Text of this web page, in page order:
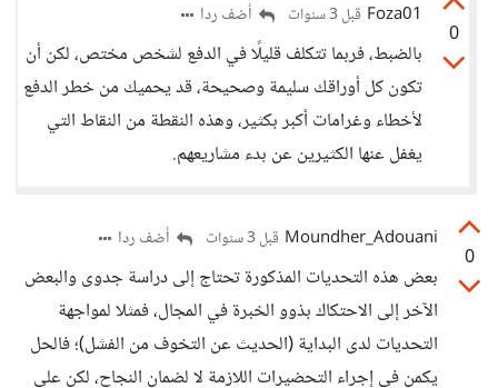
0
Foza01 قبل 3 سنوات أضف ردا
بالضبط، فربما تتكلف قليلًا في الدفع لشخص مختص، لكن أن
تكون كل أوراقك سليمة وصحيحة، قد يحميك من خطر الدفع
لأخطاء وغرامات أكبر بكثير، وهذه النقطة من النقاط التي
يغفل عنها الكثيرين عن بدء مشاريعهم.
0
Moundher_Adouani قبل 3 سنوات أضف ردا
بعض هذه التحديات المذكورة تحتاج إلى دراسة جدوى والبعض
الآخر إلى الاحتكاك بذوو الخبرة في المجال، فمثلا لمواجهة
التحديات لدى البداية (الحديث عن التخوف من الفشل)؛ فالحل
يكمن في إجراء التحضيرات اللازمة لا لضمان النجاح، لكن على